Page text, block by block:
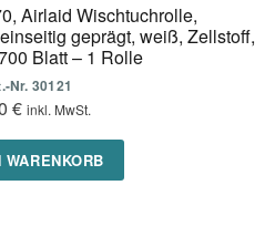
Airlaid Wischtuchrolle,
geprägt, weiß, Zellstoff,
Blatt – 1 Rolle
Nr. 30121
€ inkl. MwSt.
WARENKORB